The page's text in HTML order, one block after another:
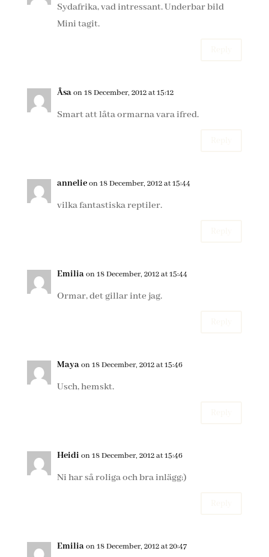
Sydafrika, vad intressant. Underbar bild
Mini tagit.
Åsaon 18 December, 2012 at 15:12
Smart att låta ormarna vara ifred.
annelieon 18 December, 2012 at 15:44
vilka fantastiska reptiler.
Emiliaon 18 December, 2012 at 15:44
Ormar, det gillar inte jag.
Mayaon 18 December, 2012 at 15:46
Usch, hemskt.
Heidi on 18 December, 2012 at 15:46
Ni har så roliga och bra inlägg;)
Emiliaon 18 December, 2012 at 20:47